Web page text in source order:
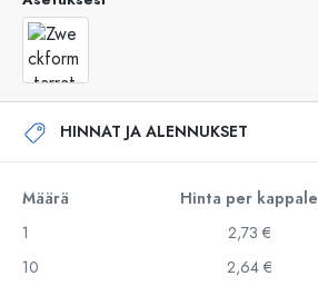
HINNAT JA ALENNUKSET
Määrä Hinta per kappale
1
2,73 €
10
2,64 €